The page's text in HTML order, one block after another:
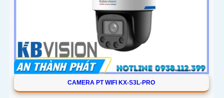
CAMERA PT WIFI KX-S3L-PRO